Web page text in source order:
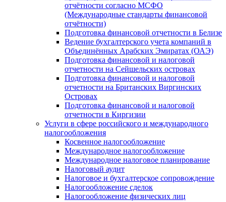
отчётности согласно МСФО
(Международные стандарты финансовой
отчётности)
Подготовка финансовой отчетности в Белизе
Ведение бухгалтерского учета компаний в
Объединённых Арабских Эмиратах (ОАЭ)
Подготовка финансовой и налоговой
отчетности на Сейшельских островах
Подготовка финансовой и налоговой
отчетности на Британских Виргинских
Островах
Подготовка финансовой и налоговой
отчетности в Киргизии
Услуги в сфере российского и международного
налогообложения
Косвенное налогообложение
Международное налогообложение
Международное налоговое планирование
Налоговый аудит
Налоговое и бухгалтерское сопровождение
Налогообложение сделок
Налогообложение физических лиц